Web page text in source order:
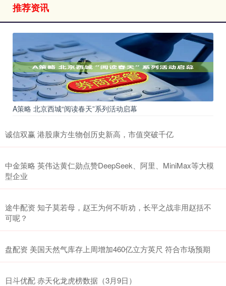
推荐资讯
A策略 北京西城“阅读春天”系列活动启幕
诚信双赢 港股康方生物创历史新高，市值突破千亿
中金策略 英伟达黄仁勋点赞DeepSeek、阿里、MiniMax等大模
型企业
途牛配资 知子莫若母，赵王为何不听劝，长平之战非用赵括不
可呢？
盘配资 美国天然气库存上周增加460亿立方英尺 符合市场预期
日斗优配 赤天化龙虎榜数据（3月9日）